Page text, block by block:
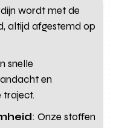
wordt met de
altijd afgestemd op
snelle
en
traject.
: Onze stoffen